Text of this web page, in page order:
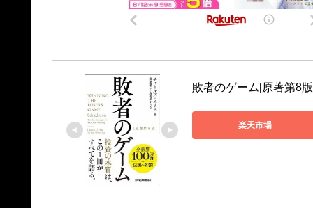
敗者のゲーム[原著第8
楽天市場